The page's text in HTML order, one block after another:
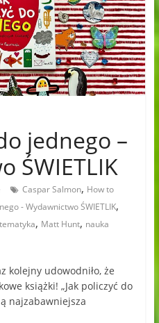
jednego –
ŚWIETLIK
Caspar Salmon, How to
- Wydawnictwo ŚWIETLIK,
, Matt Hunt, nauka
kolejny udowodniło, że
książki! „Jak policzyć do
najzabawniejsza